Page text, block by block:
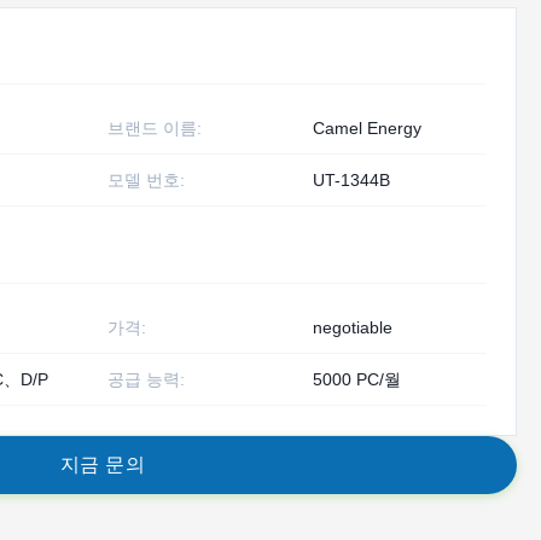
브랜드 이름: Camel Energy
모델 번호: UT-1344B
가격: negotiable
D/P 공급 능력: 5000 PC/월
지 금 문의